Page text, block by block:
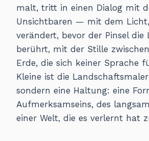
malt, tritt in einen Dialog mit
Unsichtbaren — mit dem
verändert, bevor der Pinsel die
berührt, mit der Stille
Erde, die sich keiner Sprache
Kleine ist die
sondern eine Haltung: eine
Aufmerksamseins, des
einer Welt, die es verlernt hat